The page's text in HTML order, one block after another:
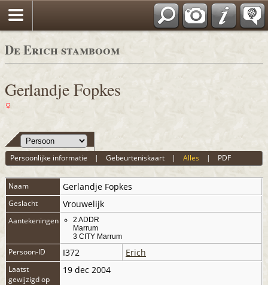
De Erich stamboom
Gerlandje Fopkes
Persoonlijke informatie |Gebeurteniskaart |Alles | PDF
Naam Gerlandje Fopkes
Geslacht Vrouwelijk
Aantekeningen
2 ADDR
Marrum
3 CITY Marrum
Persoon-ID I372 Erich
Laatst
gewijzigd op
19 dec 2004